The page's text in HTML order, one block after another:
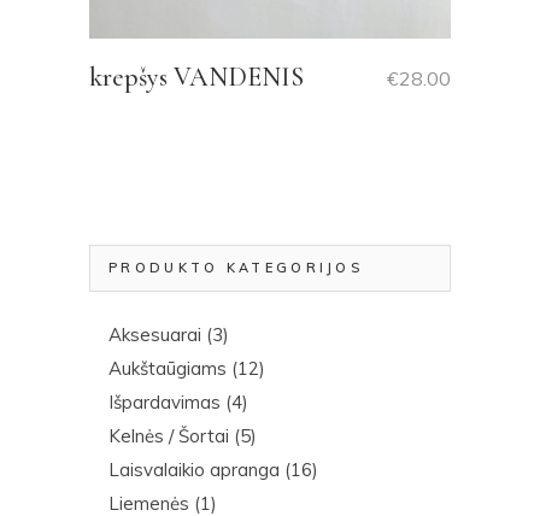
krepšys VANDENIS €28.00
PRODUKTO KATEGORIJOS
Aksesuarai (3)
Aukštaūgiams (12)
Išpardavimas (4)
Kelnės / Šortai (5)
Laisvalaikio apranga (16)
Liemenės (1)